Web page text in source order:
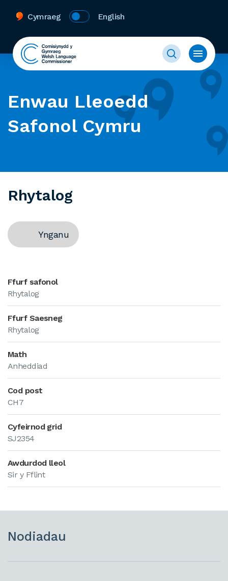
Cymraeg English
Enwau Lleoedd
Safonol Cymru
Rhytalog
Ynganu
Ffurf safonol
Rhytalog
Ffurf Saesneg
Rhytalog
Math
Anheddiad
Cod post
CH7
Cyfeirnod grid
SJ2354
Awdurdod lleol
Sir y Fflint
Nodiadau